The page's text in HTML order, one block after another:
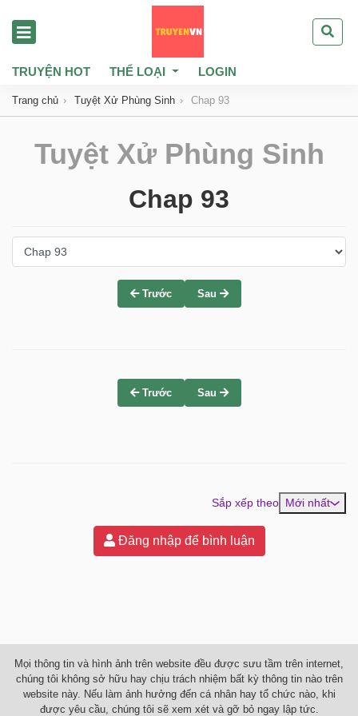
TRUYỆN HOT THỂ LOẠI LOGIN
Trang chủ Tuyệt Xử Phùng Sinh Chap 93
Tuyệt Xử Phùng Sinh
Chap 93
Trước Sau
Trước Sau
Sắp xếp theo Mới nhất
Đăng nhập để bình luận
Mọi thông tin và hình ảnh trên website đều được sưu tầm trên internet,
chúng tôi không sở hữu hay chịu trách nhiệm bất kỳ thông tin nào trên
website này. Nếu làm ảnh hưởng đến cá nhân hay tổ chức nào, khi
được yêu cầu, chúng tôi sẽ xem xét và gỡ bỏ ngay lập tức.